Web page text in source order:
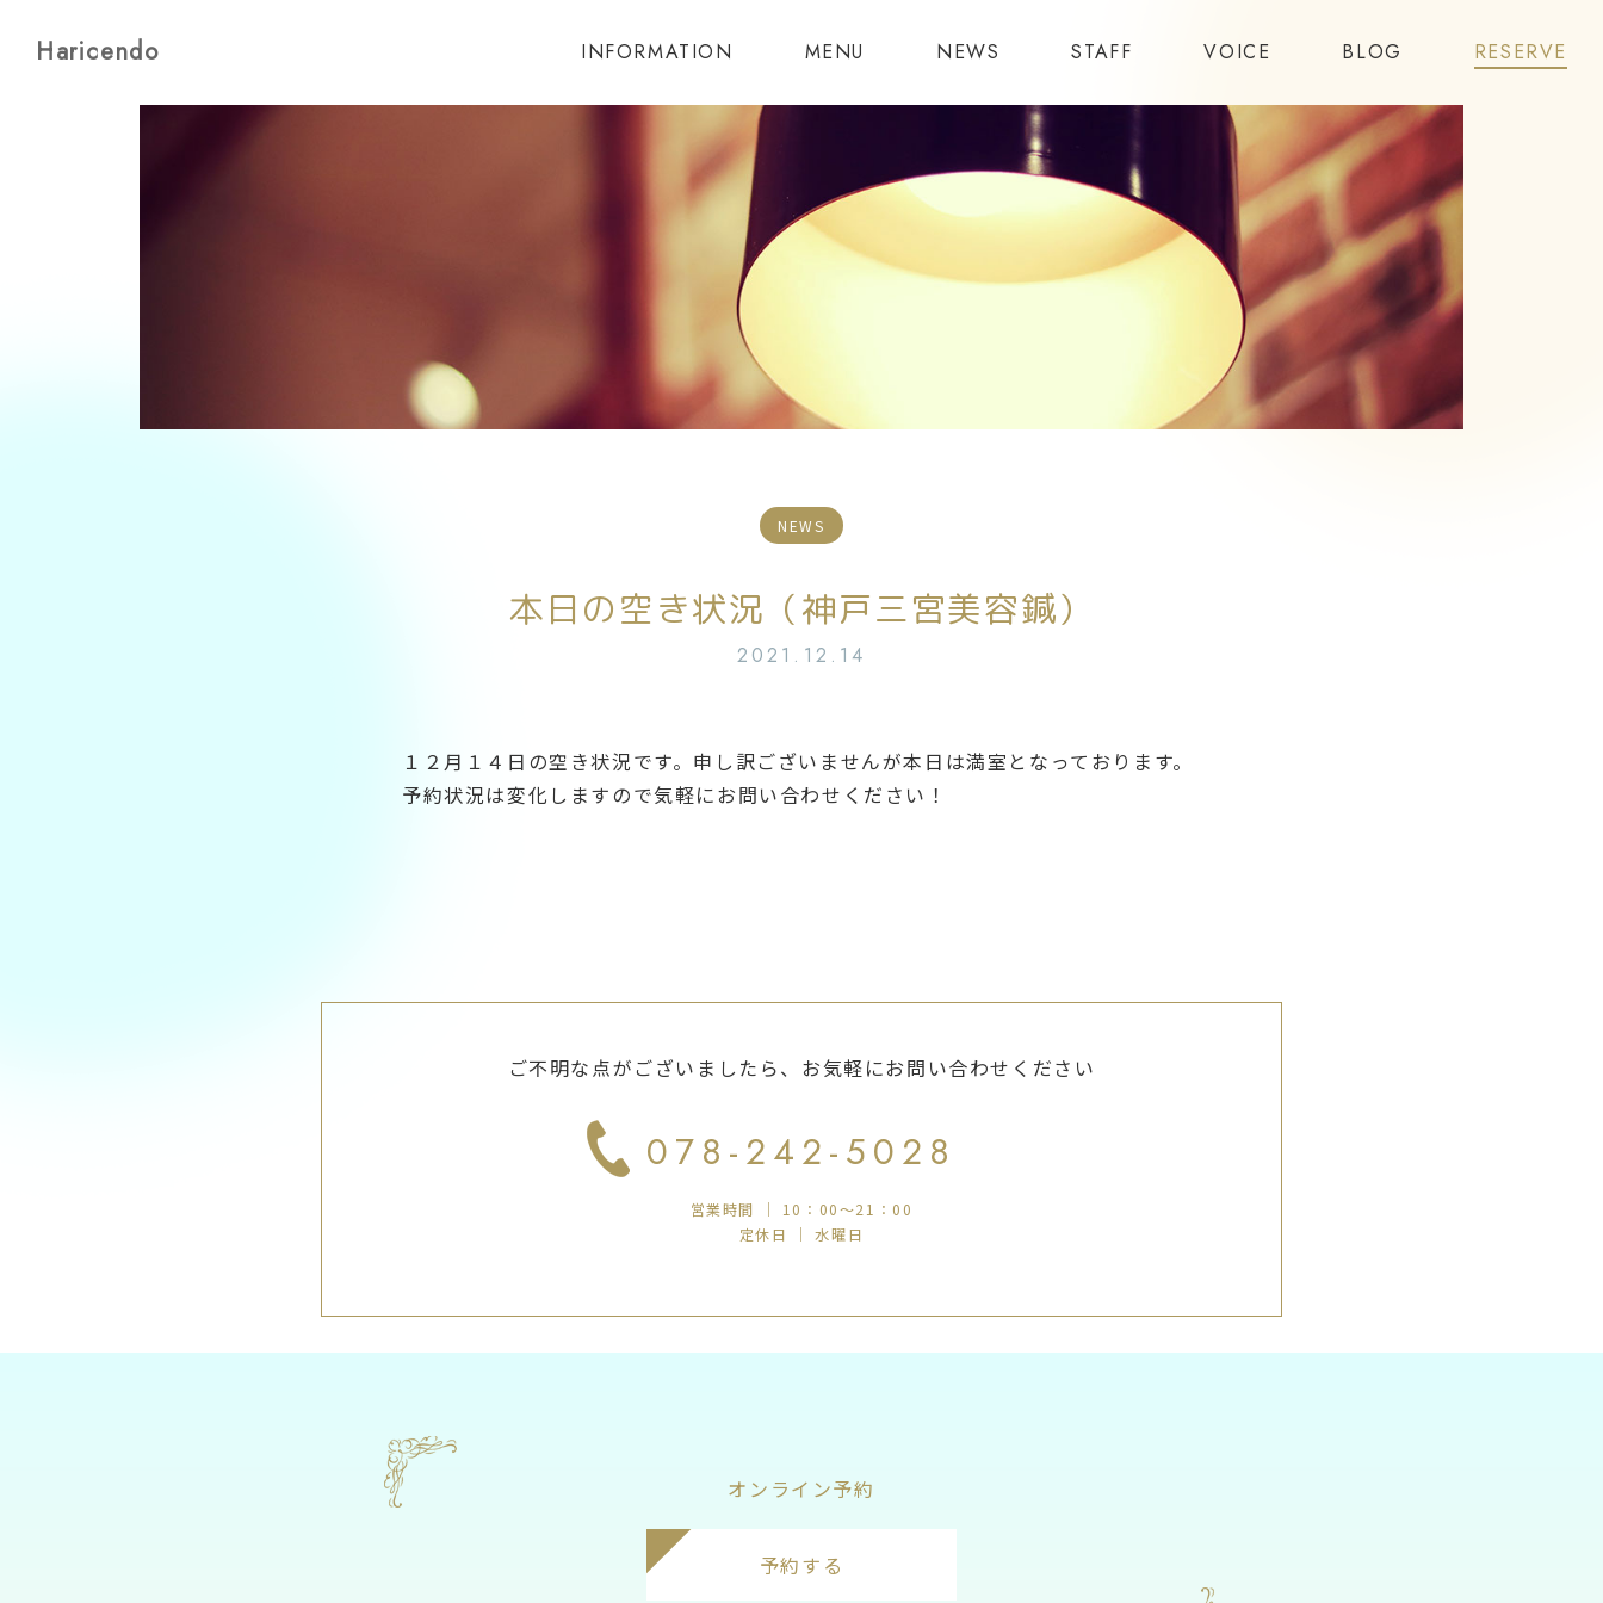
Haricendo INFORMATION MENU NEWS STAFF VOICE BLOG RESERVE
NEWS
本日の空き状況（神戸三宮美容鍼）
2021.12.14
１２月１４日の空き状況です。申し訳ございませんが本日は満室となっております。
予約状況は変化しますので気軽にお問い合わせください！
ご不明な点がございましたら、 お気軽にお問い合わせください
078-242-5028
営業時間 ｜ 10：00～21：00
定休日 ｜ 水曜日
オンライン予約
予約する